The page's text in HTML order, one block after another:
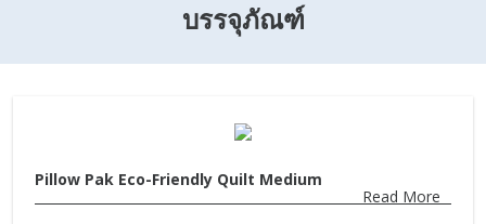
บรรจุภัณฑ์
Pillow Pak Eco-Friendly Quilt Medium
Read More